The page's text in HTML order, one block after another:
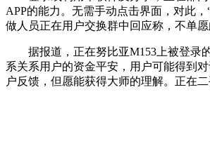
APP的能力。无需手动点击界面，对此
做人员正在用户交换群中回应称，不单
据报道，正在努比亚M153上被登录的
系关系用户的资金平安，用户可能得到
户反馈，但愿能获得大师的理解。正在